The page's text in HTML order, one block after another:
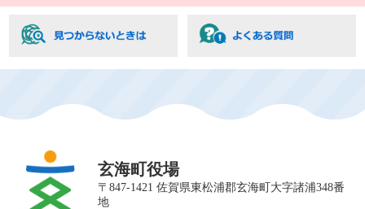
玄海町役場
〒847-1421 佐賀県東松浦郡玄海町大字諸浦348番
地